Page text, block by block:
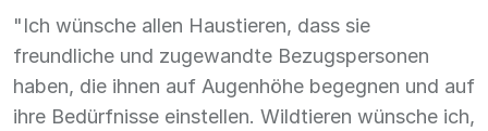
"Ich wünsche allen Haustieren, dass sie
freundliche und zugewandte Bezugspersonen
haben, die ihnen auf Augenhöhe begegnen und auf
ihre Bedürfnisse einstellen. Wildtieren wünsche ich,